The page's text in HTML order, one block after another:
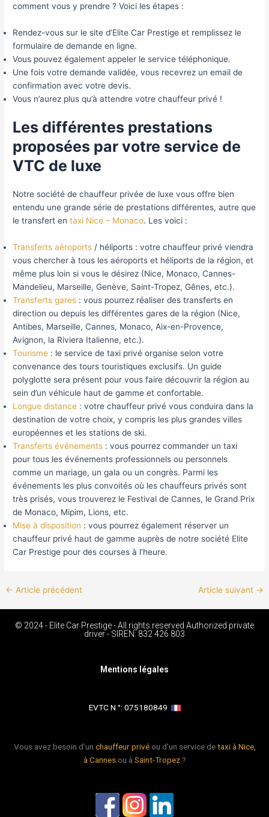
comment vous y prendre ? Voici les étapes :
Rendez-vous sur le site d’Elite Car Prestige et remplissez le
formulaire de demande en ligne.
Vous pouvez également appeler le service téléphonique.
Une fois votre demande validée, vous recevrez un email de
confirmation avec votre devis.
Vous n’aurez plus qu’à attendre votre chauffeur privé !
Les différentes prestations
proposées par votre service de
VTC de luxe
Notre société de chauffeur privée de luxe vous offre bien
entendu une grande série de prestations différentes, autre que
le transfert entaxi Nice – Monaco. Les voici :
Transferts aéroports / héliports : votre chauffeur privé viendra
vous chercher à tous les aéroports et héliports de la région, et
même plus loin si vous le désirez (Nice, Monaco, Cannes-
Mandelieu, Marseille, Genève, Saint-Tropez, Gênes, etc.).
Transferts gares : vous pourrez réaliser des transferts en
direction ou depuis les différentes gares de la région (Nice,
Antibes, Marseille, Cannes, Monaco, Aix-en-Provence,
Avignon, la Riviera Italienne, etc.).
Tourisme : le service de taxi privé organise selon votre
convenance des tours touristiques exclusifs. Un guide
polyglotte sera présent pour vous faire découvrir la région au
sein d’un véhicule haut de gamme et confortable.
Longue distance : votre chauffeur privé vous conduira dans la
destination de votre choix, y compris les plus grandes villes
européennes et les stations de ski.
Transferts événements : vous pourrez commander un taxi
pour tous les événements professionnels ou personnels
comme un mariage, un gala ou un congrès. Parmi les
événements les plus convoités où les chauffeurs privés sont
très prisés, vous trouverez le Festival de Cannes, le Grand Prix
de Monaco, Mipim, Lions, etc.
Mise à disposition : vous pourrez également réserver un
chauffeur privé haut de gamme auprès de notre société Elite
Car Prestige pour des courses à l’heure.
← Article précédent Article suivant →
© 2024 - Elite Car Prestige - All rights reserved Authorized private
driver - SIREN: 832 426 803
Mentions légales
EVTC N °: 075180849 ​
Vous avez besoin d’un chauffeur privéou d’un service detaxi à Nice,
à Cannesou à Saint-Tropez?
L L L